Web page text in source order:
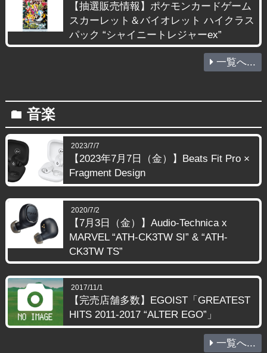
【抽選販売情報】ポケモンカードゲーム
スカーレット＆バイオレット ハイクラス
パック “シャイニートレジャーex”
一覧へ...
folder 音楽
2023/7/7
【2023年7月7日（金）】Beats Fit Pro ×
Fragment Design
2020/7/2
【7月3日（金）】Audio-Technica x
MARVEL “ATH-CK3TW SI” & “ATH-
CK3TW TS”
2017/11/1
【完売店舗多数】EGOIST「GREATEST
HITS 2011-2017 “ALTER EGO”」
一覧へ...